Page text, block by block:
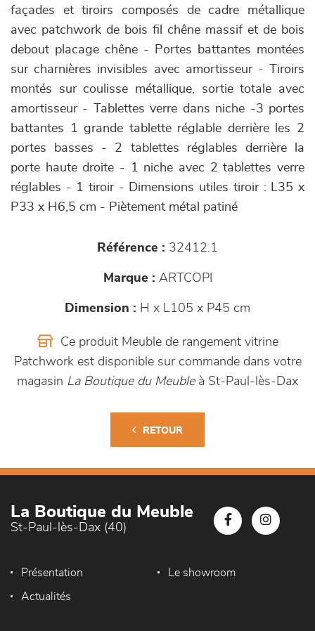
façades et tiroirs composés de cadre métallique
avec patchwork de bois fil chêne massif et de bois
debout placage chêne - Portes battantes montées
sur charnières invisibles avec amortisseur - Tiroirs
montés sur coulisse métallique, sortie totale avec
amortisseur - Tablettes verre dans niche -3 portes
battantes 1 grande tablette réglable derrière les 2
portes basses - 2 tablettes réglables derrière la
porte haute droite - 1 niche avec 2 tablettes verre
réglables - 1 tiroir - Dimensions utiles tiroir : L35 x
P33 x H6,5 cm - Piètement métal patiné
Référence : 32412.1
Marque : ARTCOPI
Dimension : H x L105 x P45 cm
Ce produit Meuble de rangement vitrine
Patchwork est disponible sur commande dans votre
magasin La Boutique du Meubleà St-Paul-lès-Dax
RETOUR
La Boutique du Meuble
St-Paul-lès-Dax (40)
Présentation Le showroom
Actualités